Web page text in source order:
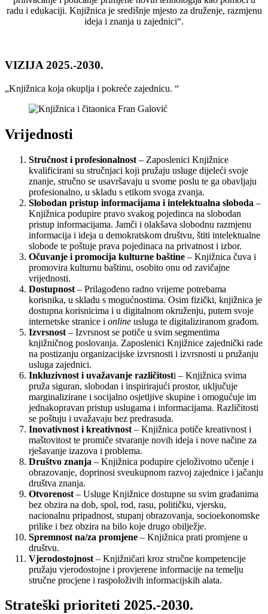
radu i edukaciji. Knjižnica je središnje mjesto za druženje, razmjenu
ideja i znanja u zajednici“.
VIZIJA 2025.-2030.
„Knjižnica koja okuplja i pokreće zajednicu. “
Vrijednosti
Stručnost i profesionalnost – Zaposlenici Knjižnice
kvalificirani su stručnjaci koji pružaju usluge dijeleći svoje
znanje, stručno se usavršavaju u svome poslu te ga obavljaju
profesionalno, u skladu s etikom svoga zvanja.
Slobodan pristup informacijama i intelektualna sloboda –
Knjižnica podupire pravo svakog pojedinca na slobodan
pristup informacijama. Jamči i olakšava slobodnu razmjenu
informacija i ideja u demokratskom društvu, štiti intelektualne
slobode te poštuje prava pojedinaca na privatnost i izbor.
Očuvanje i promocija kulturne baštine – Knjižnica čuva i
promovira kulturnu baštinu, osobito onu od zavičajne
vrijednosti.
Dostupnost – Prilagođeno radno vrijeme potrebama
korisnika, u skladu s mogućnostima. Osim fizički, knjižnica je
dostupna korisnicima i u digitalnom okruženju, putem svoje
internetske stranice i online usluga te digitaliziranom građom.
Izvrsnost – Izvrsnost se potiče u svim segmentima
knjižničnog poslovanja. Zaposlenici Knjižnice zajednički rade
na postizanju organizacijske izvrsnosti i izvrsnosti u pružanju
usluga zajednici.
Inkluzivnost i uvažavanje različitosti – Knjižnica svima
pruža siguran, slobodan i inspirirajući prostor, uključuje
marginalizirane i socijalno osjetljive skupine i omogućuje im
jednakopravan pristup uslugama i informacijama. Različitosti
se poštuju i uvažavaju bez predrasuda.
Inovativnost i kreativnost – Knjižnica potiče kreativnost i
maštovitost te promiče stvaranje novih ideja i nove načine za
rješavanje izazova i problema.
Društvo znanja – Knjižnica podupire cjeloživotno učenje i
obrazovanje, doprinosi sveukupnom razvoj zajednice i jačanju
društva znanja.
Otvorenost – Usluge Knjižnice dostupne su svim građanima
bez obzira na dob, spol, rod, rasu, političku, vjersku,
nacionalnu pripadnost, stupanj obrazovanja, socioekonomske
prilike i bez obzira na bilo koje drugo obilježje.
Spremnost na/za promjene – Knjižnica prati promjene u
društvu.
Vjerodostojnost – Knjižničari kroz stručne kompetencije
pružaju vjerodostojne i provjerene informacije na temelju
stručne procjene i raspoloživih informacijskih alata.
Strateški prioriteti 2025.-2030.